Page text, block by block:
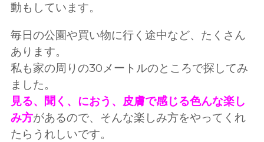
動もしています。
毎日の公園や買い物に行く途中など、たくさん
あります。
私も家の周りの30メートルのところで探してみ
ました。
見る、聞く、におう、皮膚で感じる色んな楽し
み方があるので、そんな楽しみ方をやってくれ
たらうれしいです。